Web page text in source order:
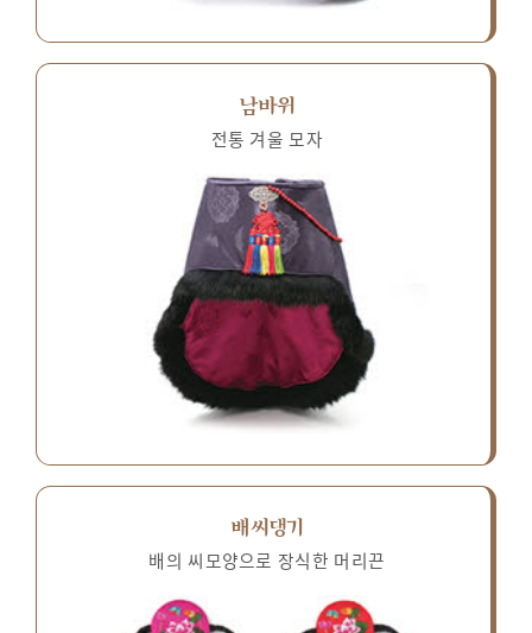
남바위
전통 겨울 모자
배씨댕기
배의 씨모양으로 장식한 머리끈